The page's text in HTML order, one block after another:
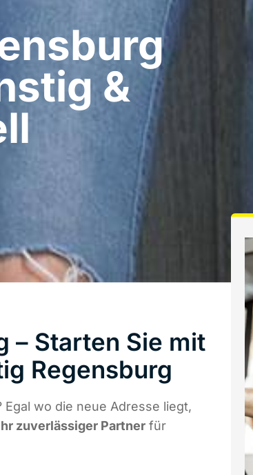
&
– Starten Sie mit
Regensburg
Egal wo die neue Adresse liegt,
zuverlässiger Partner für